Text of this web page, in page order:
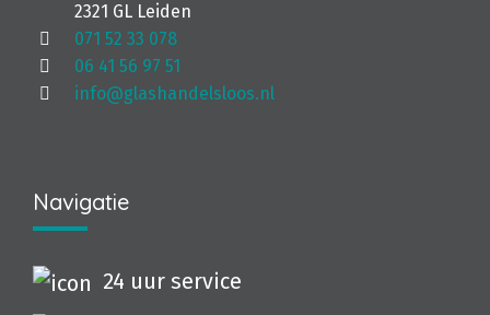
2321 GL Leiden
071 52 33 078
06 41 56 97 51
info@glashandelsloos.nl
Navigatie
24 uur service